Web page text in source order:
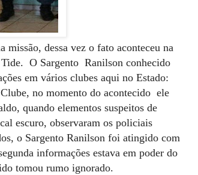
dessa vez o fato aconteceu na
Tide. O Sargento Ranilson conhecido
em vários clubes aqui no Estado:
no momento do acontecido ele
quando elementos suspeitos de
escuro, observaram os policiais
o Sargento Ranilson foi atingido com
informações estava em poder do
tomou rumo ignorado.